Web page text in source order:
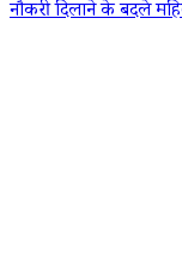
नौकरी दिलाने के बदले